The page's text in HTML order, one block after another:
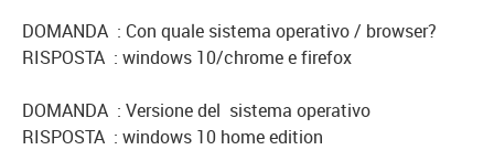
DOMANDA : Con quale sistema operativo / browser?
RISPOSTA : windows 10/chrome e firefox
DOMANDA : Versione del sistema operativo
RISPOSTA : windows 10 home edition